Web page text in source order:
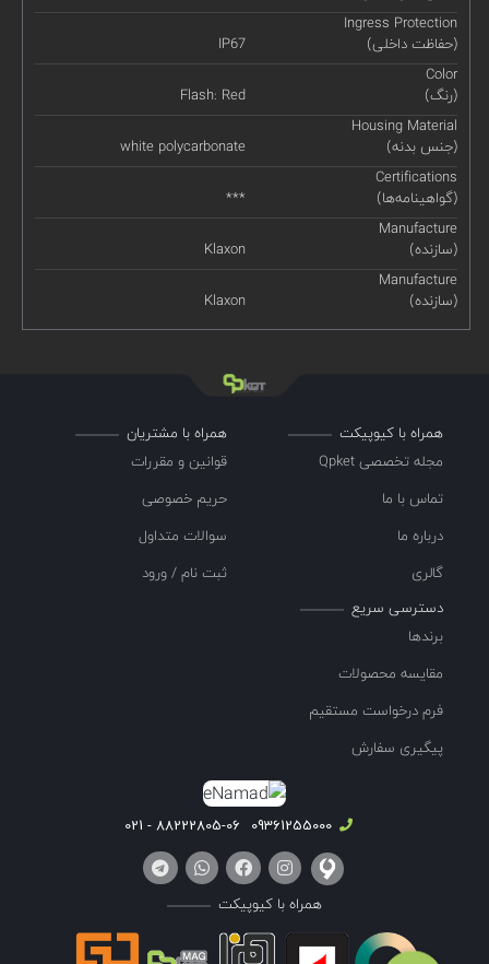
Ingress Protection
(حفاظت داخلی)
IP67
Color
(رنگ)
Flash: Red
Housing Material
(جنس بدنه)
white polycarbonate
Certifications
(گواهینامه‌ها)
***
Manufacture
(سازنده)
Klaxon
Manufacture
(سازنده)
Klaxon
همراه با کیوپیکت
مجله تخصصی Qpket
تماس با ما
درباره ما
گالری
همراه با مشتریان
قوانین و مقررات
حریم خصوصی
سوالات متداول
ثبت نام / ورود
دسترسی سریع
برندها
مقایسه محصولات
فرم درخواست مستقیم
پیگیری سفارش
09361255000
88222805-06 - 021
همراه با کیوپیکت